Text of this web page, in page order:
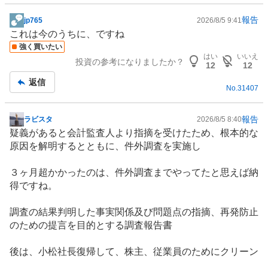
掲
示
板
jp765 2026/8/5 9:41 報告
これは今のうちに、ですね
強く買いたい
投資の参考になりましたか？
はい
12
いいえ
12
返信
No.31407
掲
示
板
事
ラビスタ 2026/8/5 8:40報告
疑義があると会計監査人より指摘を受けたため、根本的な
原因を解明するとともに、件外調査を実施し
３ヶ月超かかったのは、件外調査までやってたと思えば納
得ですね。
調査の結果判明した事実関係及び問題点の指摘、再発防止
のための提言を目的とする調査報告書
後は、小松社長復帰して、株主、従業員のためにクリーン